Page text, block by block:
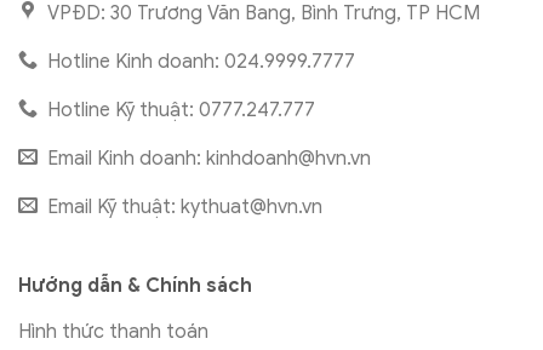
VPĐD: 30 Trương Văn Bang, Bình Trưng, TP HCM
Hotline Kinh doanh: 024.9999.7777
Hotline Kỹ thuật: 0777.247.777
Email Kinh doanh: kinhdoanh@hvn.vn
Email Kỹ thuật: kythuat@hvn.vn
Hướng dẫn & Chính sách
Hình thức thanh toán